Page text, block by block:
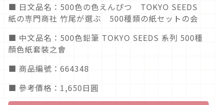
■ 日文品名：500色の色えんぴつ TOKYO SEEDS
紙の専門商社 竹尾が選ぶ 500種類の紙セットの会
■ 中文品名：500色鉛筆 TOKYO SEEDS 系列 500種
顏色紙套裝之會
■ 商品編號：664348
■ 參考價格：1,650日圓